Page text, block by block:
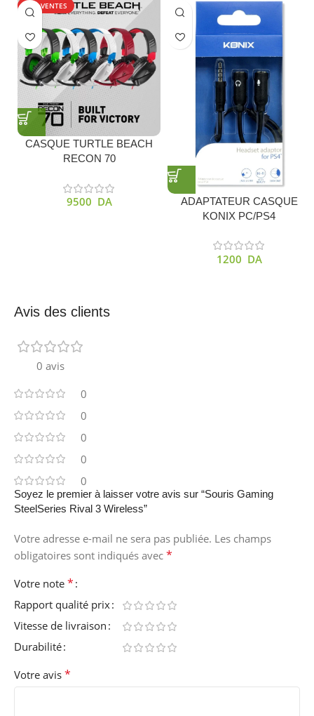
TOP VENTES
CASQUE TURTLE BEACH
RECON 70
COULEURS
9500 DA
ADAPTATEUR CASQUE
KONIX PC/PS4
1200 DA
Avis des clients
0 avis
0
0
0
0
0
Soyez le premier à laisser votre avis sur “Souris Gaming
SteelSeries Rival 3 Wireless”
Votre adresse e-mail ne sera pas publiée. Les champs
obligatoires sont indiqués avec *
Votre note *
Rapport qualité prix
Vitesse de livraison
Durabilité
Votre avis *